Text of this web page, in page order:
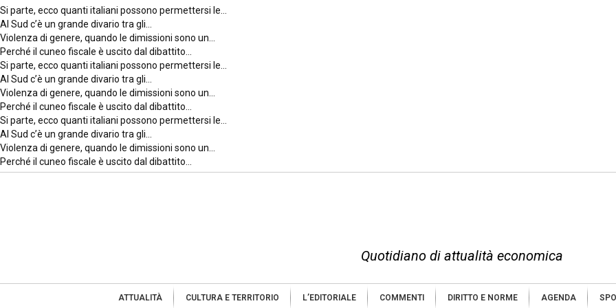
Si parte, ecco quanti italiani possono permettersi le…
Al Sud c’è un grande divario tra gli…
Violenza di genere, quando le dimissioni sono un…
Perché il cuneo fiscale è uscito dal dibattito…
Si parte, ecco quanti italiani possono permettersi le…
Al Sud c’è un grande divario tra gli…
Violenza di genere, quando le dimissioni sono un…
Perché il cuneo fiscale è uscito dal dibattito…
Si parte, ecco quanti italiani possono permettersi le…
Al Sud c’è un grande divario tra gli…
Violenza di genere, quando le dimissioni sono un…
Perché il cuneo fiscale è uscito dal dibattito…
Quotidiano di attualità economica
ATTUALITÀ CULTURA E TERRITORIO L’EDITORIALE COMMENTI DIRITTO E NORME AGENDA